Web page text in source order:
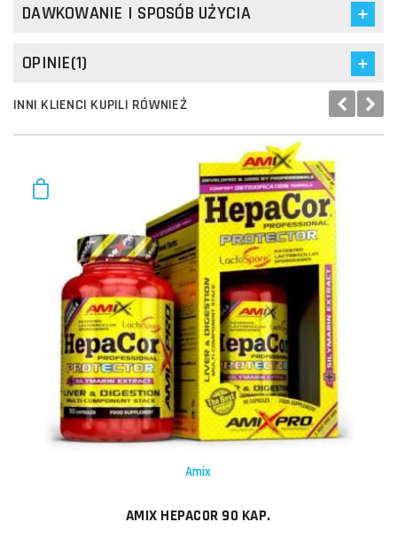
DAWKOWANIE I SPOSÓB UŻYCIA
OPINIE(1)
INNI KLIENCI KUPILI RÓWNIEŻ
Amix
AMIX HEPACOR 90 KAP.